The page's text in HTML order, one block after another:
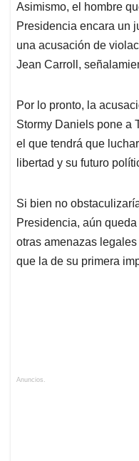
Asimismo, el hombre
Presidencia encara un
una acusación de
Jean Carroll,
Por lo pronto, la
Stormy Daniels pone a
el que tendrá que
libertad y su futuro
Si bien no
Presidencia, aún
otras amenazas
que la de su primera
Anuncios.